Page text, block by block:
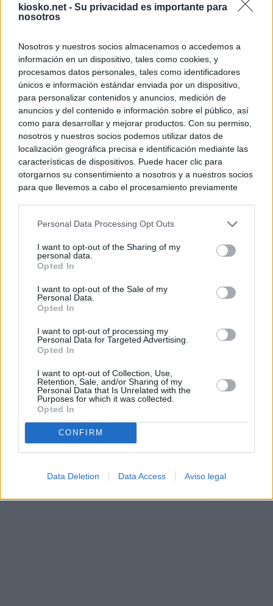
kiosko.net - Su privacidad es importante para
nosotros
Nosotros y nuestros socios almacenamos o accedemos a
información en un dispositivo, tales como cookies, y
procesamos datos personales, tales como identificadores
únicos e información estándar enviada por un dispositivo,
para personalizar contenidos y anuncios, medición de
anuncios y del contenido e información sobre el público, así
como para desarrollar y mejorar productos. Con su permiso,
nosotros y nuestros socios podemos utilizar datos de
localización geográfica precisa e identificación mediante las
características de dispositivos. Puede hacer clic para
otorgarnos su consentimiento a nosotros y a nuestros socios
para que llevemos a cabo el procesamiento previamente
negar su consentimiento. Tenga en cuenta que algún
de su consentimiento, pero usted tiene el derecho de
rechazar tal procesamiento. Sus preferencias se aplicarán
cualquier momento entrando de nuevo en este sitio web o
visitando nuestra política de privacidad.
Personal Data Processing Opt Outs
I want to opt-out of the Sharing of my
personal data.
Opted In
I want to opt-out of the Sale of my
Personal Data.
Opted In
I want to opt-out of processing my
Personal Data for Targeted Advertising.
Opted In
I want to opt-out of Collection, Use,
Retention, Sale, and/or Sharing of my
Personal Data that Is Unrelated with the
Purposes for which it was collected.
Opted In
CONFIRM
Data Deletion Data Access Aviso legal